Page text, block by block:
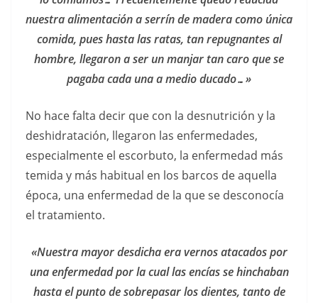
nuestra alimentación a serrín de madera como única
comida, pues hasta las ratas, tan repugnantes al
hombre, llegaron a ser un manjar tan caro que se
pagaba cada una a medio ducado…»
No hace falta decir que con la desnutrición y la
deshidratación, llegaron las enfermedades,
especialmente el escorbuto, la enfermedad más
temida y más habitual en los barcos de aquella
época, una enfermedad de la que se desconocía
el tratamiento.
«Nuestra mayor desdicha era vernos atacados por
una enfermedad por la cual las encías se hinchaban
hasta el punto de sobrepasar los dientes, tanto de